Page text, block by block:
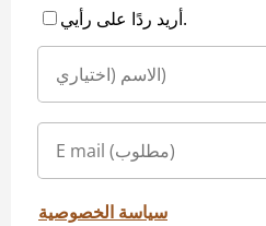
أريد ردًا على رأيي.
سياسة الخصوصية